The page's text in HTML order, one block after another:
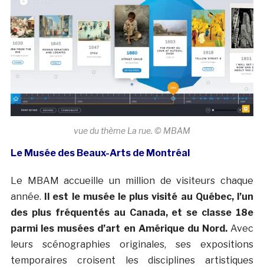
vue du thème La rue. © MBAM
Le Musée des Beaux-Arts de Montréal
Le MBAM accueille un million de visiteurs chaque
année.
Il est le musée le plus visité au Québec, l’un
des plus fréquentés au Canada, et se classe 18e
parmi les musées d’art en Amérique du Nord.Avec
leurs scénographies originales, ses expositions
temporaires croisent les disciplines artistiques